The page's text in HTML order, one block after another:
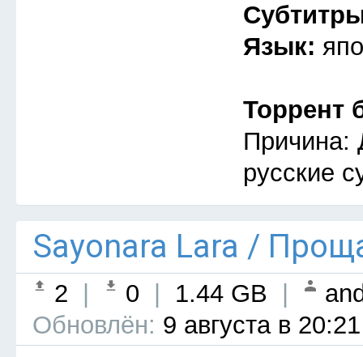
Язык:
Торрент
Причина:
русские
Sayonara Lara /
2 0 1.44 GB
Обновлён: 9 августа в 20:21